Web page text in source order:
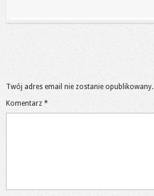
Twój adres email nie zostanie opublikowany.
Komentarz *